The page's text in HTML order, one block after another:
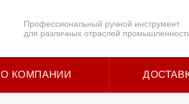
Профессиональный ручной инструмент
для различных отраслей
О КОМПАНИИ